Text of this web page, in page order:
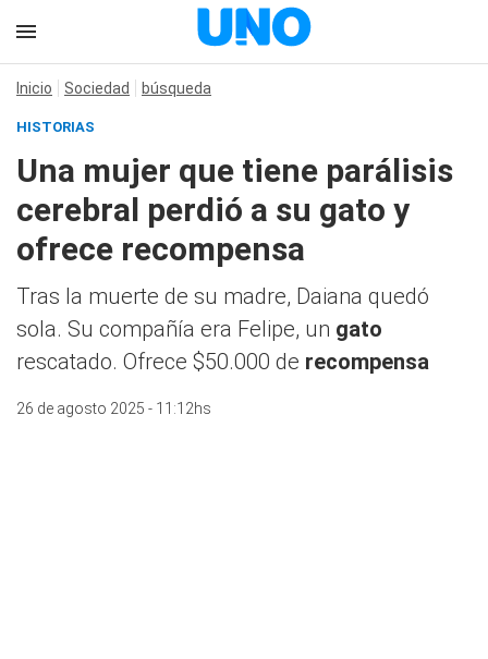
Inicio Sociedad búsqueda
HISTORIAS
Una mujer que tiene parálisis
cerebral perdió a su gato y
ofrece recompensa
Tras la muerte de su madre, Daiana quedó
sola. Su compañía era Felipe, un gato
rescatado. Ofrece $50.000 de recompensa
26 de agosto 2025 - 11:12hs